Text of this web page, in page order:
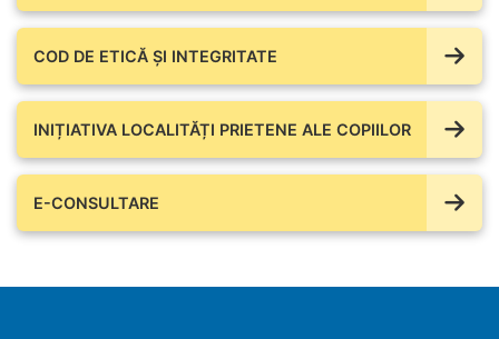
COD DE ETICĂ ȘI INTEGRITATE
INIȚIATIVA LOCALITĂȚI PRIETENE ALE COPIILOR
E-CONSULTARE